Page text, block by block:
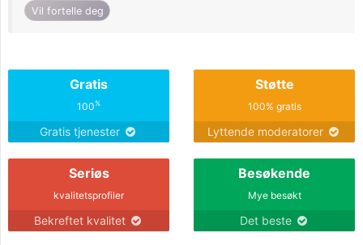
Vil fortelle deg
Gratis
100%
Gratis tjenester
Støtte
100% gratis
Lyttende moderatorer
Seriøs
kvalitetsprofiler
Bekreftet kvalitet
Besøkende
Mye besøkt
Det beste